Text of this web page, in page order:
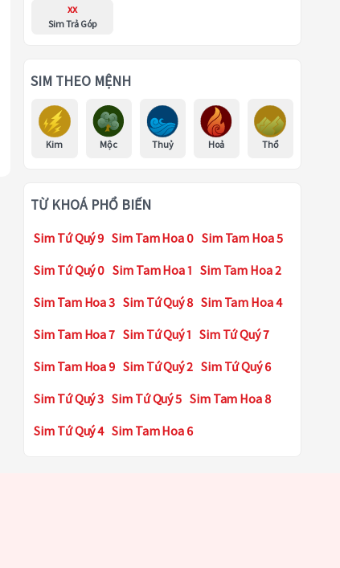
xx
Sim Trả Góp
SIM THEO MỆNH
Kim Mộc Thuỷ Hoả Thổ
TỪ KHOÁ PHỔ BIẾN
Sim Tứ Quý 9 Sim Tam Hoa 0 Sim Tam Hoa 5
Sim Tứ Quý 0 Sim Tam Hoa 1 Sim Tam Hoa 2
Sim Tam Hoa 3 Sim Tứ Quý 8 Sim Tam Hoa 4
Sim Tam Hoa 7 Sim Tứ Quý 1 Sim Tứ Quý 7
Sim Tam Hoa 9 Sim Tứ Quý 2 Sim Tứ Quý 6
Sim Tứ Quý 3 Sim Tứ Quý 5 Sim Tam Hoa 8
Sim Tứ Quý 4 Sim Tam Hoa 6